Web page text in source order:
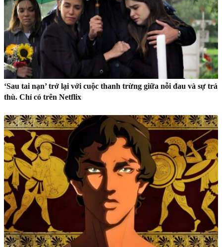
‘Sau tai nạn’ trở lại với cuộc thanh trừng giữa nỗi đau và sự trả
thù. Chỉ có trên Netflix